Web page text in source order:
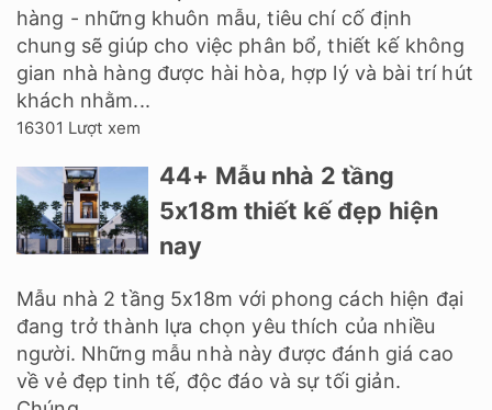
hàng - những khuôn mẫu, tiêu chí cố định
chung sẽ giúp cho việc phân bổ, thiết kế không
gian nhà hàng được hài hòa, hợp lý và bài trí hút
khách nhằm...
16301 Lượt xem
44+ Mẫu nhà 2 tầng
5x18m thiết kế đẹp hiện
nay
Mẫu nhà 2 tầng 5x18m với phong cách hiện đại
đang trở thành lựa chọn yêu thích của nhiều
người. Những mẫu nhà này được đánh giá cao
về vẻ đẹp tinh tế, độc đáo và sự tối giản.